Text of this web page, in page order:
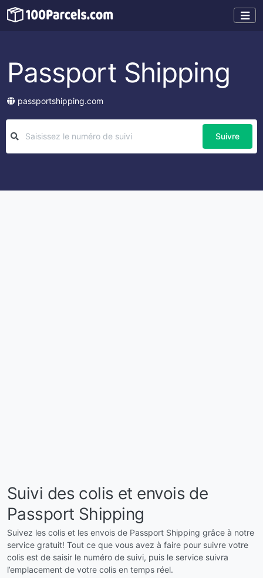
Passport Shipping
passportshipping.com
Suivre
Suivi des colis et envois de
Passport Shipping
Suivez les colis et les envois de Passport Shipping grâce à notre
service gratuit! Tout ce que vous avez à faire pour suivre votre
colis est de saisir le numéro de suivi, puis le service suivra
l’emplacement de votre colis en temps réel.